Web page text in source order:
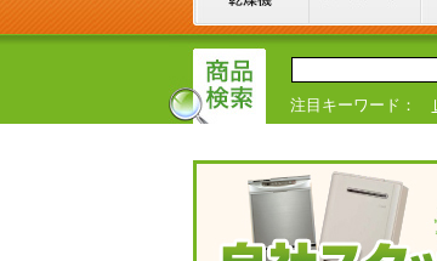
注目キーワード：